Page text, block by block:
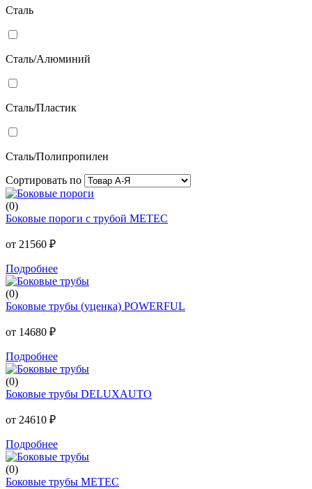
Сталь
Сталь/Алюминий
Сталь/Пластик
Сталь/Полипропилен
Сортировать по
(0)
Боковые пороги с трубой METEC
от 21560 ₽
Подробнее
(0)
Боковые трубы (уценка) POWERFUL
от 14680 ₽
Подробнее
(0)
Боковые трубы DELUXAUTO
от 24610 ₽
Подробнее
(0)
Боковые трубы METEC